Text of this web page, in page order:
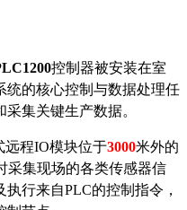
控制器被安装在室
统的核心控制与数据处理任
集关键生产数据。
远程IO模块位于3000米外的
采集现场的各类传感器信
行来自PLC的控制指令，